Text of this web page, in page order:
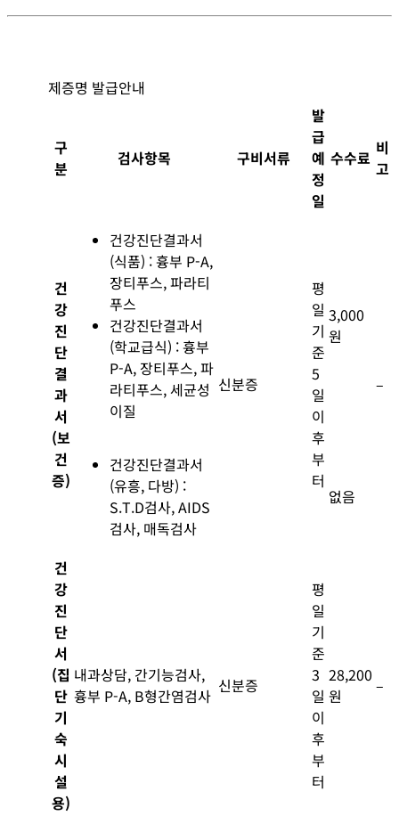
제증명 발급안내
구
분
검사항목 구비서류
발
급
예
정
일
수수료 비
고
건
강
진
단
결
과
서
(보
건
증)
건강진단결과서
(식품) : 흉부 P-A,
장티푸스, 파라티
푸스
건강진단결과서
(학교급식) : 흉부
P-A, 장티푸스, 파
라티푸스, 세균성
이질
신분증
평
일
기
준
5
일
이
후
부
터
3,000
원
–
건강진단결과서
(유흥, 다방) :
S.T.D검사, AIDS
검사, 매독검사
없음
건
강
진
단
서
(집
단
기
숙
시
설
용)
내과상담, 간기능검사,
흉부 P-A, B형간염검사 신분증
평
일
기
준
3
일
이
후
부
터
28,200
원
–